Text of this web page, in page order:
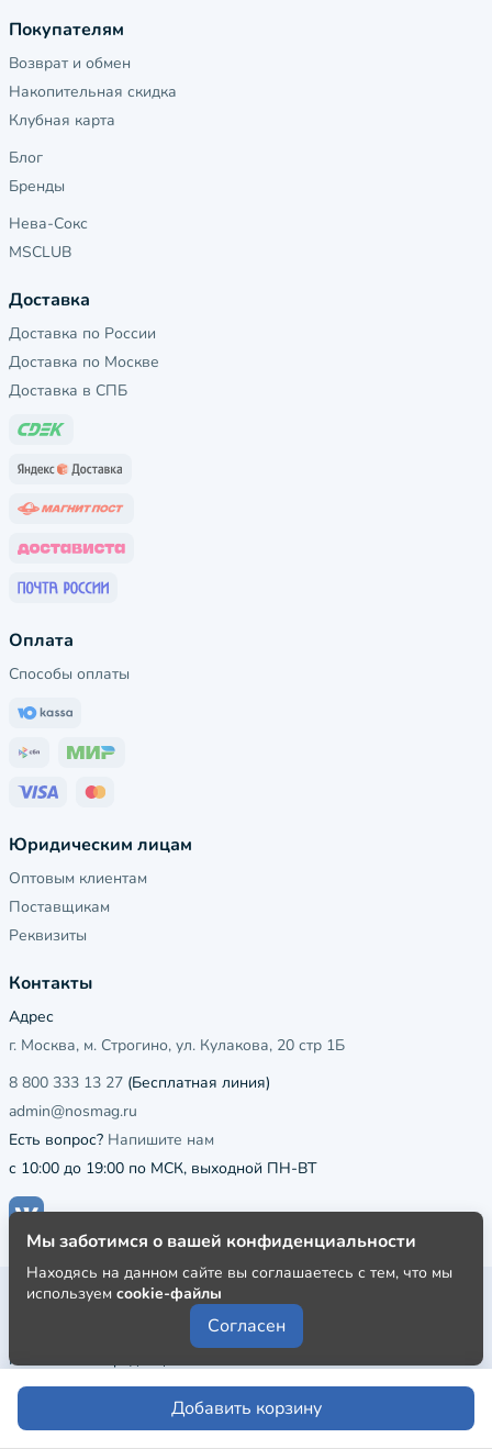
Добавить корзину
Покупателям
Возврат и обмен
Накопительная скидка
Клубная карта
Блог
Бренды
Нева-Сокс
MSCLUB
Доставка
Доставка по России
Доставка по Москве
Доставка в СПБ
Оплата
Способы оплаты
Юридическим лицам
Оптовым клиентам
Поставщикам
Реквизиты
Контакты
Адрес
г. Москва, м. Строгино, ул. Кулакова, 20 стр 1Б
8 800 333 13 27 (Бесплатная линия)
admin@nosmag.ru
Есть вопрос? Напишите нам
с 10:00 до 19:00 по МСК, выходной ПН-ВТ
Публичная оферта
Пользовательское соглашение
Политика конфиденциальности
Мы заботимся о вашей конфиденциальности
Находясь на данном сайте вы соглашаетесь с тем, что мы
используем cookie-файлы
Согласен